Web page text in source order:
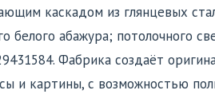
каскадом из глянцевых
белого абажура; потолочного
Фабрика создаёт
и картины, с возможностью